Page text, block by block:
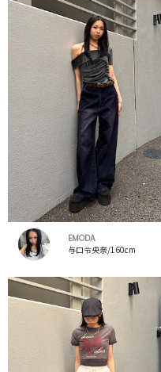
EMODA
与口令央奈/160cm